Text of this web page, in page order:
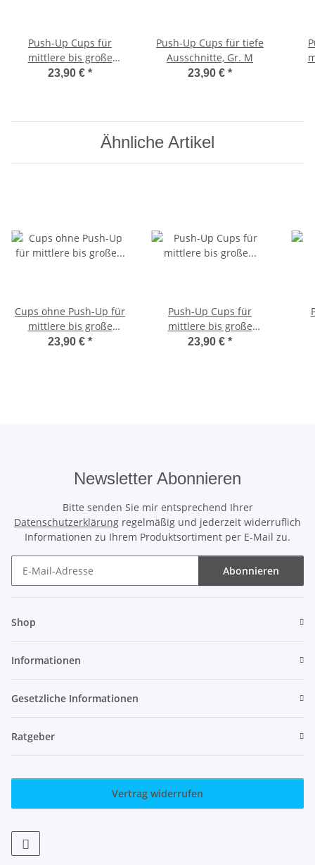
Push-Up Cups für
mittlere bis große
Größen C-Cup, Haut hell
23,90 € *
Push-Up Cups für tiefe
Ausschnitte, Gr. M
23,90 € *
Ähnliche Artikel
Cups ohne Push-Up für
mittlere bis große
Größen
23,90 € *
Push-Up Cups für
mittlere bis große
Größen
23,90 € *
Newsletter Abonnieren
Bitte senden Sie mir entsprechend Ihrer
Datenschutzerklärung regelmäßig und jederzeit widerruflich
Informationen zu Ihrem Produktsortiment per E-Mail zu.
Abonnieren
Shop
Informationen
Gesetzliche Informationen
Ratgeber
Vertrag widerrufen